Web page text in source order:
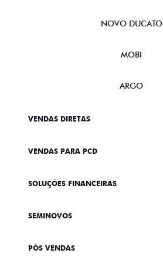
NOVO DUCATO
MOBI
ARGO
VENDAS DIRETAS
VENDAS PARA PCD
SOLUÇÕES FINANCEIRAS
SEMINOVOS
PÓS VENDAS